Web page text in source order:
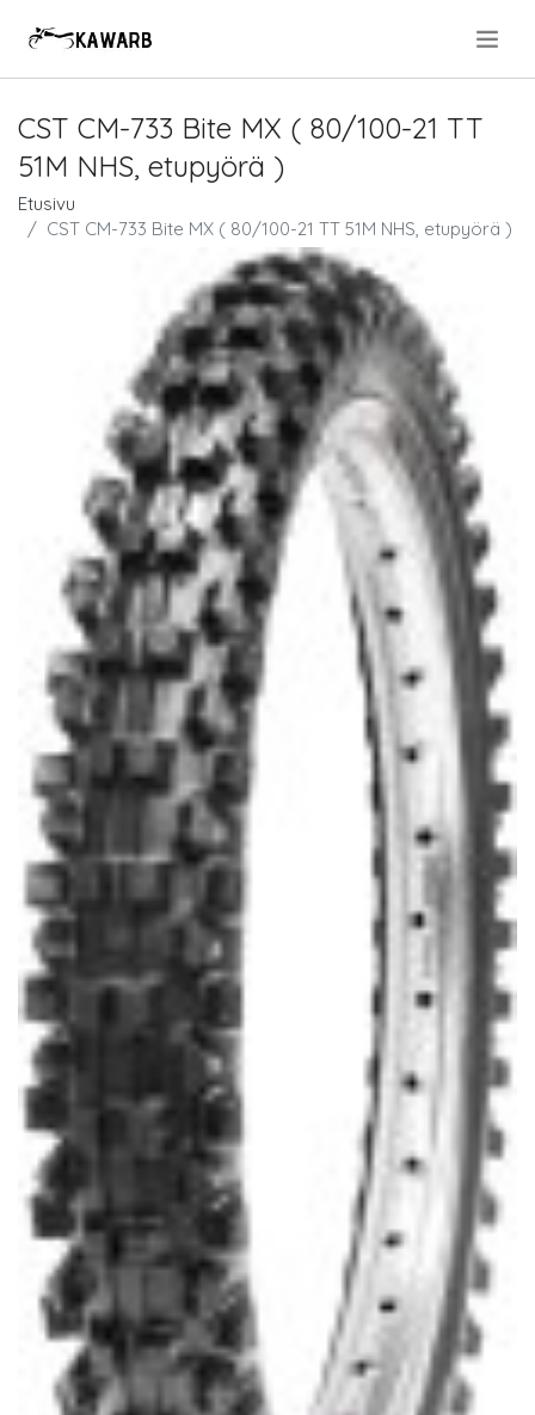
CST CM-733 Bite MX ( 80/100-21 TT
51M NHS, etupyörä )
Etusivu
CST CM-733 Bite MX ( 80/100-21 TT 51M NHS, etupyörä )